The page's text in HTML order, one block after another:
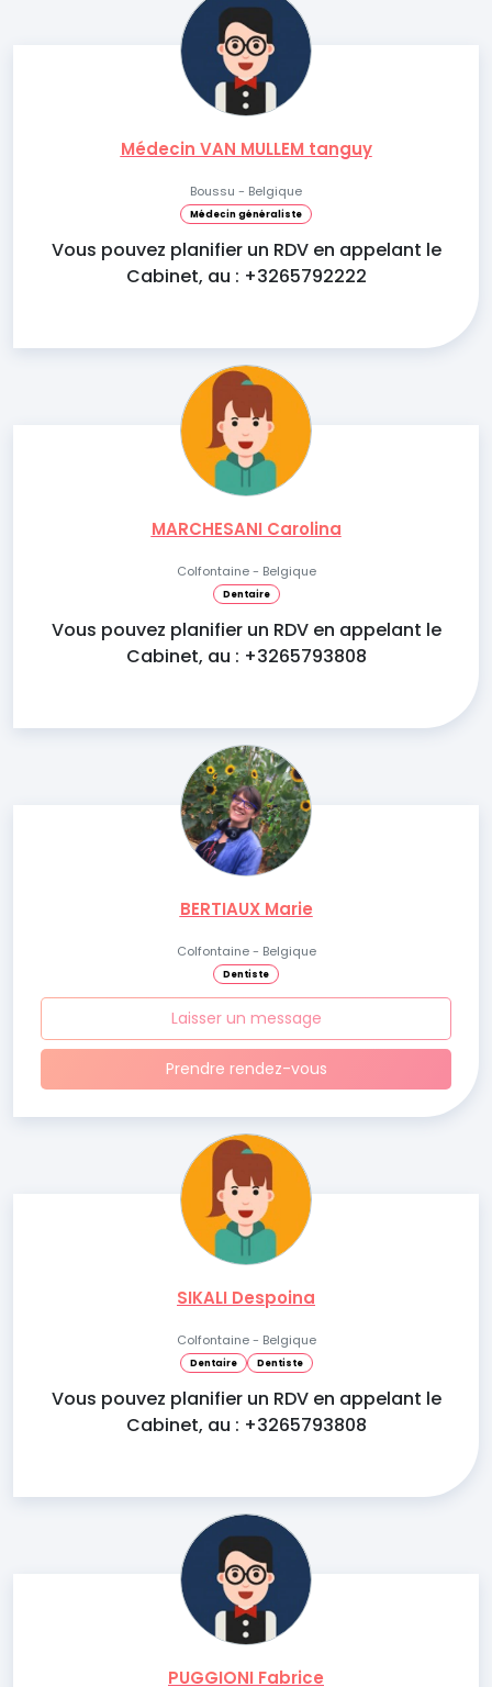
Médecin VAN MULLEM tanguy
Boussu - Belgique
Médecin généraliste
Vous pouvez planifier un RDV en appelant le
Cabinet, au : +3265792222
MARCHESANI Carolina
Colfontaine - Belgique
Dentaire
Vous pouvez planifier un RDV en appelant le
Cabinet, au : +3265793808
BERTIAUX Marie
Colfontaine - Belgique
Dentiste
Laisser un message
Prendre rendez-vous
SIKALI Despoina
Colfontaine - Belgique
Dentaire Dentiste
Vous pouvez planifier un RDV en appelant le
Cabinet, au : +3265793808
PUGGIONI Fabrice